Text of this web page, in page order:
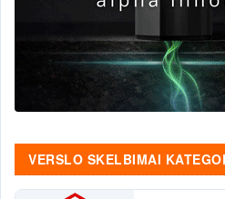
VERSLO SKELBIMAI